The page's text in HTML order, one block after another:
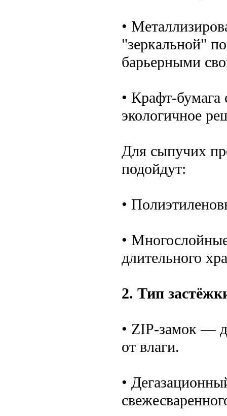
•
"зеркальной"
барьерными
• Крафт-
экологичное
Для сыпучих
подойдут:
•
•
длительного
2. Тип
• ZIP-замок —
от влаги.
•